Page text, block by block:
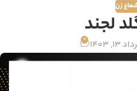
زن
لجند
1403
0